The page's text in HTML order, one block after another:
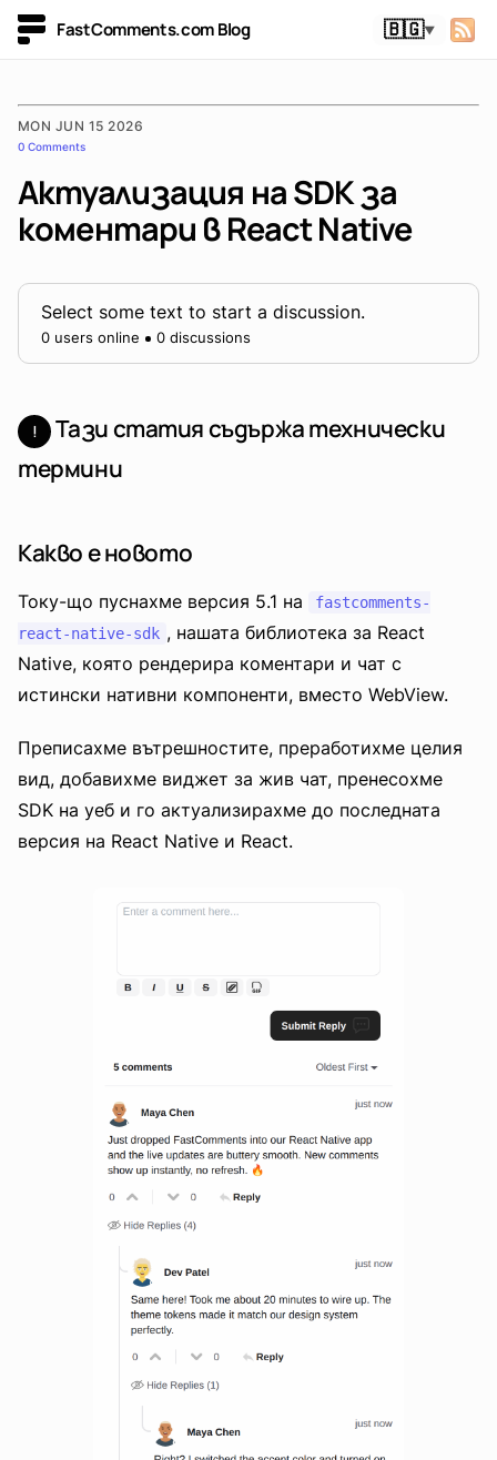
FastComments.com Blog 🇧🇬▼
MON JUN 15 2026
0 Comments
Актуализация на SDK за
коментари в React Native
Select some text to start a discussion.
0 users online 0 discussions
!
Тази статия съдържа технически
термини
Какво е новото
Току-що пуснахме версия 5.1 на
fastcomments-
react-native-sdk , нашата библиотека за React
Native, която рендерира коментари и чат с
истински нативни компоненти, вместо WebView.
Преписахме вътрешностите, преработихме целия
вид, добавихме виджет за жив чат, пренесохме
SDK на уеб и го актуализирахме до последната
версия на React Native и React.